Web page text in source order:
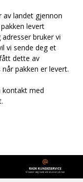
av landet gjennon
levert
bruker vi
vi sende deg et
dette av
pakken er levert.
kontakt med